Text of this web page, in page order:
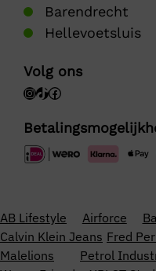
Barendrecht
Hellevoetsluis
Volg ons
AB Lifestyle Airforce
Calvin Klein Jeans Fred
Malelions
Petrol